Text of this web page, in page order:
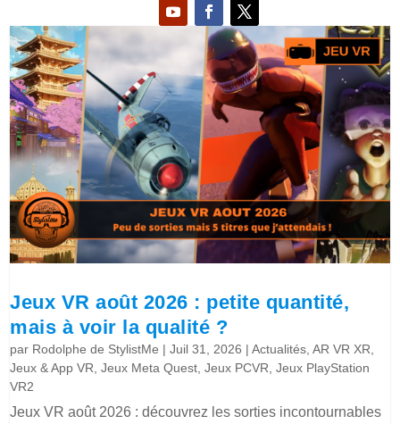
Jeux VR août 2026 : petite quantité,
mais à voir la qualité ?
par Rodolphe de StylistMe |Juil 31, 2026 |Actualités ,AR VR XR
Jeux & App VR ,Jeux Meta Quest ,Jeux PCVR ,Jeux PlayStation
VR2
Jeux VR août 2026 : découvrez les sorties incontournables